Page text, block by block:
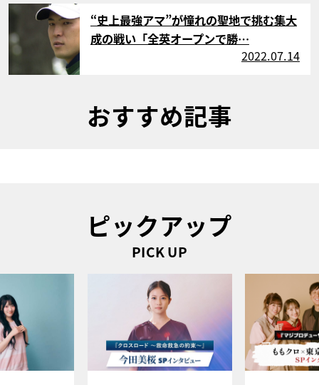
“史上最強アマ”が憧れの聖地で挑む集大
成の戦い「全英オープンで勝…
2022.07.14
おすすめ記事
ピックアップ
PICK UP